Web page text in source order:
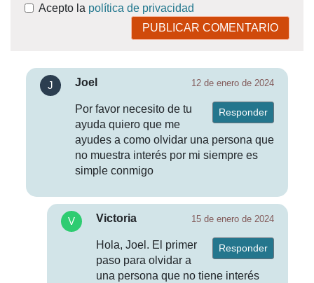
Acepto la política de privacidad
PUBLICAR COMENTARIO
12 de enero de 2024
Joel
Responder
Por favor necesito de tu
ayuda quiero que me
ayudes a como olvidar una persona que
no muestra interés por mi siempre es
simple conmigo
15 de enero de 2024
Victoria
Responder
Hola, Joel. El primer
paso para olvidar a
una persona que no tiene interés